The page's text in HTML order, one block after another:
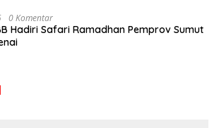
0 Komentar
Hadiri Safari Ramadhan Pemprov Sumut